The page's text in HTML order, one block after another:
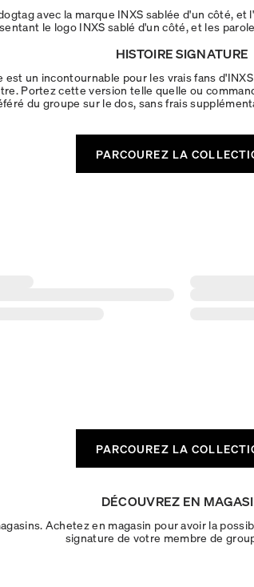
avec la marque INXS sablée d'un côté,
le logo INXS sablé d'un côté, et les
HISTOIRE SIGNATURE
un incontournable pour les vrais fans
Portez cette version telle quelle ou
du groupe sur le dos, sans frais
PARCOUREZ LA
PARCOUREZ LA
DÉCOUVREZ EN
Achetez en magasin pour avoir la
signature de votre membre de